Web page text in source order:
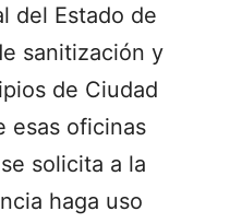
del Estado de
sanitización y
de Ciudad
esas oficinas
solicita a la
haga uso